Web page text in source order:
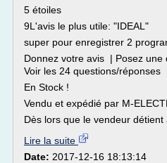
5 étoiles
9L'avis le plus utile: "IDEAL"
super pour enregistrer 2
Donnez votre avis | Posez une
Voir les 24 questions/réponses
En Stock !
Vendu et expédié par M-
Dès lors que le vendeur détient
Lire la suite
Date: 2017-12-16 18:13:14